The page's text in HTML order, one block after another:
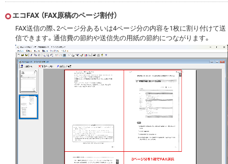
エコFAX （FAX原稿のページ割付）
FAX送信の際、2ページ分あるいは4ページ分の内容を1枚に割り付けて送
信できます。通信費の節約や送信先の用紙の節約につながります。